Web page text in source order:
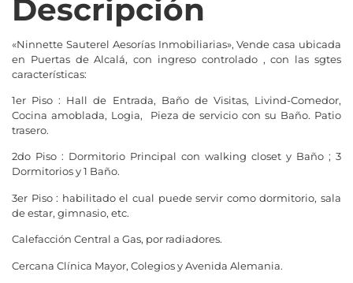
Descripción
«Ninnette Sauterel Aesorías Inmobiliarias», Vende casa ubicada
en Puertas de Alcalá, con ingreso controlado , con las sgtes
características:
1er Piso : Hall de Entrada, Baño de Visitas, Livind-Comedor,
Cocina amoblada, Logia, Pieza de servicio con su Baño. Patio
trasero.
2do Piso : Dormitorio Principal con walking closet y Baño ; 3
Dormitorios y 1 Baño.
3er Piso : habilitado el cual puede servir como dormitorio, sala
de estar, gimnasio, etc.
Calefacción Central a Gas, por radiadores.
Cercana Clínica Mayor, Colegios y Avenida Alemania.